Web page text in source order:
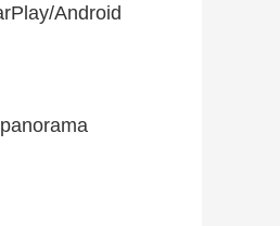
Android